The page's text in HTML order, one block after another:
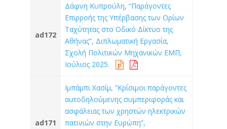
ad172
Δάφνη Κυπρούλη, “Παράγοντες
Επιρροής της Υπέρβασης των Ορίων
Ταχύτητας στο Οδικό Δίκτυο της
Αθήνας”, Διπλωματική Εργασία,
Σχολή Πολιτικών Μηχανικών ΕΜΠ,
Ιούλιος 2025.
ad171
Ιμπάμπι Χασίμ, “Κρίσιμοι παράγοντες
αυτοδηλούμενης συμπεριφοράς και
ασφάλειας των χρηστών ηλεκτρικών
πατινιών στην Ευρώπη”,